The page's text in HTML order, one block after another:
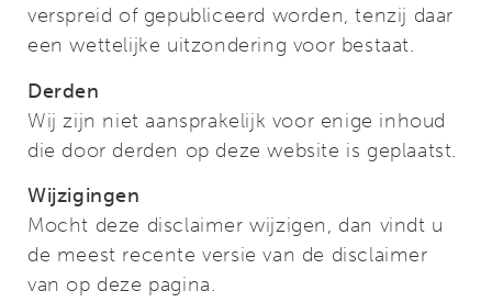
verspreid of gepubliceerd worden, tenzij daar
een wettelijke uitzondering voor bestaat.
Derden
Wij zijn niet aansprakelijk voor enige inhoud
die door derden op deze website is geplaatst.
Wijzigingen
Mocht deze disclaimer wijzigen, dan vindt u
de meest recente versie van de disclaimer
van op deze pagina.